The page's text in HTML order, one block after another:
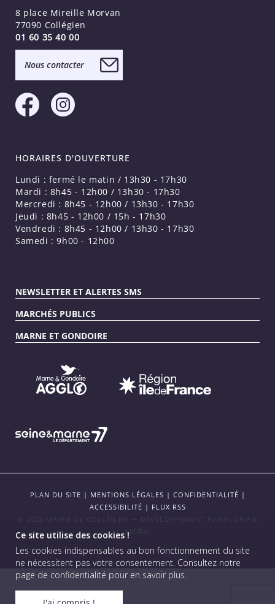
Ce site utilise des cookies !
Les cookies indispensables au bon fonctionnement du site
ne nécessitent pas votre consentement. Consultez notre
page de confidentialité pour en savoir plus.
8 place Mireille Morvan
77090 Collégien
01 60 35 40 00
Nous contacter
HORAIRES D'OUVERTURE
Lundi : fermé le matin / 13h30 - 17h30
Mardi : 8h45 - 12h00 / 13h30 - 17h30
Mercredi : 8h45 - 12h00 / 13h30 - 17h30
Jeudi : 8h45 - 12h00 / 15h - 17h30
Vendredi : 8h45 - 12h00 / 13h30 - 17h30
Samedi : 9h00 - 12h00
NEWSLETTER ET ALERTES SMS
MARCHÉS PUBLICS
MARNE ET GONDOIRE
PLAN DU SITE | MENTIONS LÉGALES | CONFIDENTIALITÉ |
ACCESSIBILITÉ | FLUX RSS
VIEIRA